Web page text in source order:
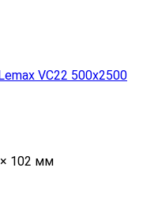
VC22 500х2500
102 мм